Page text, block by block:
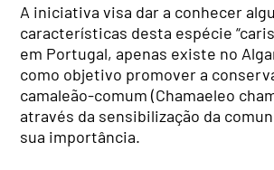
A iniciativa visa dar a conhecer
características desta espécie
em Portugal, apenas existe no
como objetivo promover a
camaleão-comum (Chamaeleo
através da sensibilização da
sua importância.